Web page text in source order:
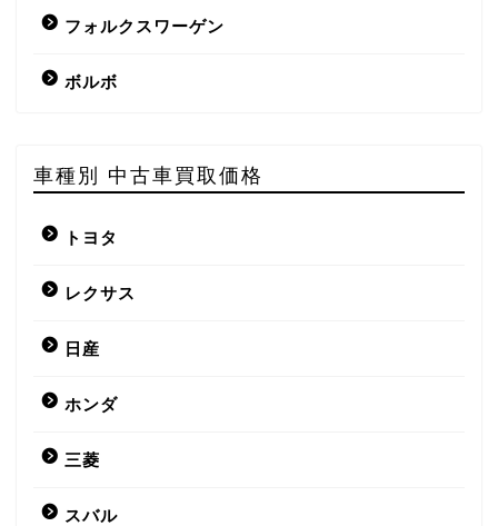
フォルクスワーゲン
ボルボ
車種別 中古車買取価格
トヨタ
レクサス
日産
ホンダ
三菱
スバル